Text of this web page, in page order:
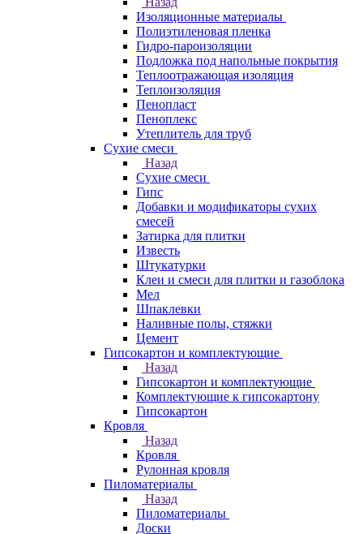
Изоляционные материалы
Полиэтиленовая пленка
Гидро-пароизоляции
Подложка под напольные покрытия
Теплоотражающая изоляция
Теплоизоляция
Пенопласт
Пеноплекс
Утеплитель для труб
Сухие смеси
Назад
Сухие смеси
Гипс
Добавки и модификаторы сухих
смесей
Затирка для плитки
Известь
Штукатурки
Клеи и смеси для плитки и газоблока
Мел
Шпаклевки
Наливные полы, стяжки
Цемент
Гипсокартон и комплектующие
Назад
Гипсокартон и комплектующие
Комплектующие к гипсокартону
Гипсокартон
Кровля
Назад
Кровля
Рулонная кровля
Пиломатериалы
Назад
Пиломатериалы
Доски